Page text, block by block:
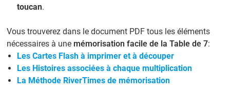
toucan.
Vous trouverez dans le document PDF tous les éléments
nécessaires à une mémorisation facile de la Table de 7:
Les Cartes Flash à imprimer et à découper
Les Histoires associées à chaque multiplication
La Méthode RiverTimes de mémorisation